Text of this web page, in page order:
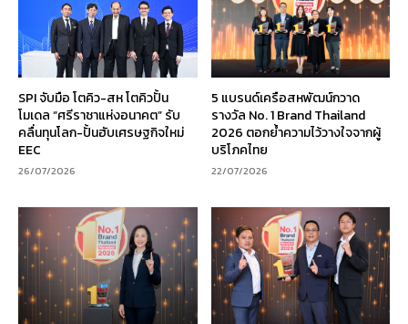
SPI จับมือ โตคิว-สห โตคิวปั้น
โมเดล “ศรีราชาแห่งอนาคต” รับ
คลื่นทุนโลก-ปั้นฮับเศรษฐกิจใหม่
EEC
26/07/2026
5 แบรนด์เครือสหพัฒน์กวาด
รางวัล No. 1 Brand Thailand
2026 ตอกย้ำความไว้วางใจจากผู้
บริโภคไทย
22/07/2026